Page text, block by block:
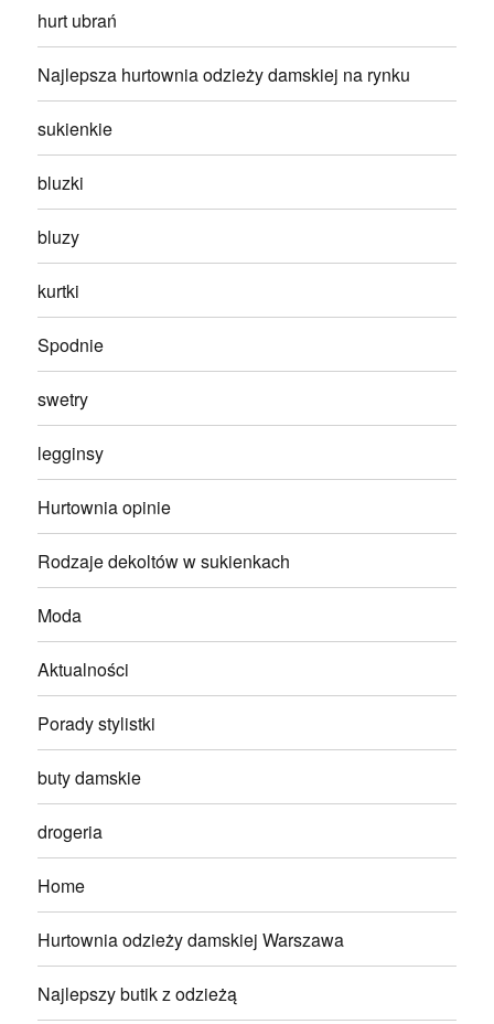
hurt ubrań
Najlepsza hurtownia odzieży damskiej na rynku
sukienkie
bluzki
bluzy
kurtki
Spodnie
swetry
legginsy
Hurtownia opinie
Rodzaje dekoltów w sukienkach
Moda
Aktualności
Porady stylistki
buty damskie
drogeria
Home
Hurtownia odzieży damskiej Warszawa
Najlepszy butik z odzieżą